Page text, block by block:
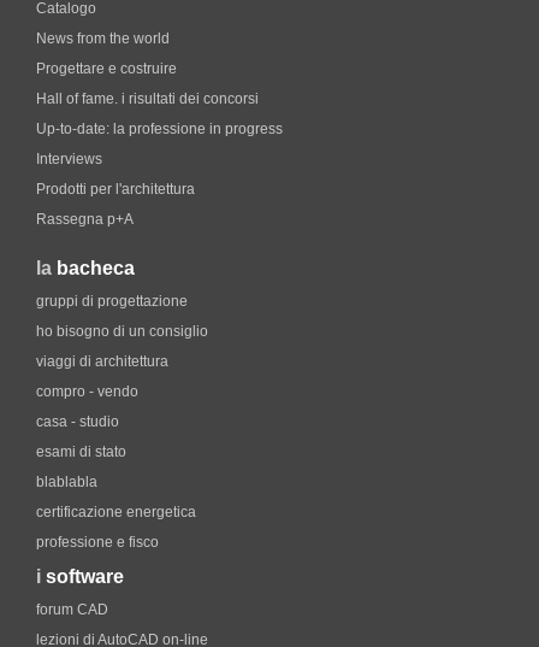
Catalogo
News from the world
Progettare e costruire
Hall of fame. i risultati dei concorsi
Up-to-date: la professione in progress
Interviews
Prodotti per l'architettura
Rassegna p+A
la bacheca
gruppi di progettazione
ho bisogno di un consiglio
viaggi di architettura
compro - vendo
casa - studio
esami di stato
blablabla
certificazione energetica
professione e fisco
i software
forum CAD
lezioni di AutoCAD on-line